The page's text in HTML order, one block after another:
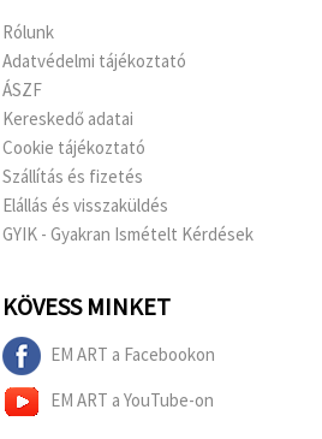
Rólunk
Adatvédelmi tájékoztató
ÁSZF
Kereskedő adatai
Cookie tájékoztató
Szállítás és fizetés
Elállás és visszaküldés
GYIK - Gyakran Ismételt Kérdések
KÖVESS MINKET
EM ART a Facebookon
EM ART a YouTube-on